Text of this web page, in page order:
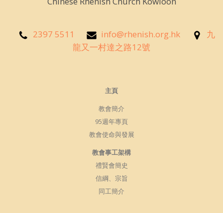
2397 5511 info@rhenish.org.hk
九
龍又一村達之路12號
主頁
教會簡介
95週年專頁
教會使命與發展
教會事工架構
禮賢會簡史
信綱、宗旨
同工簡介